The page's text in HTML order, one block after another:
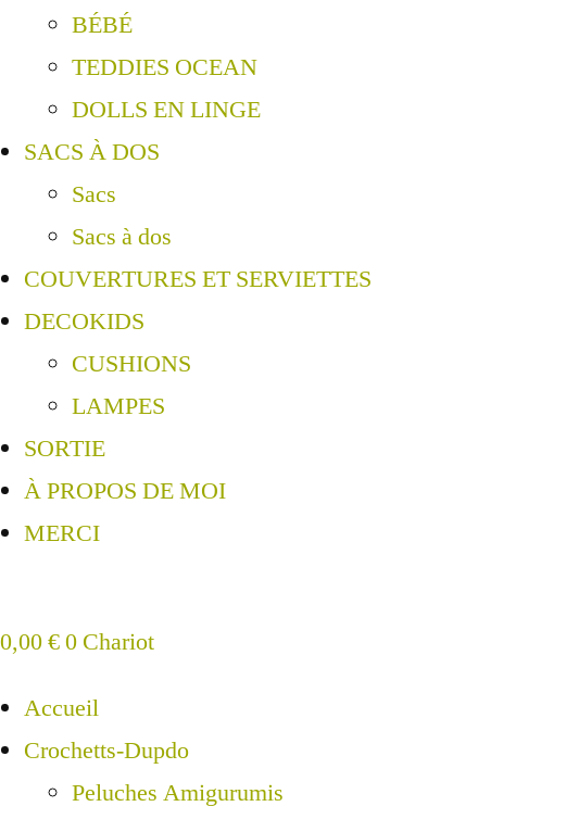
BÉBÉ
TEDDIES OCEAN
DOLLS EN LINGE
SACS À DOS
Sacs
Sacs à dos
COUVERTURES ET SERVIETTES
DECOKIDS
CUSHIONS
LAMPES
SORTIE
À PROPOS DE MOI
MERCI
0,00€0 Chariot
Accueil
Crochetts-Dupdo
Peluches Amigurumis